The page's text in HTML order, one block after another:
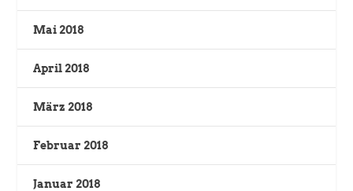
Mai 2018
April 2018
März 2018
Februar 2018
Januar 2018